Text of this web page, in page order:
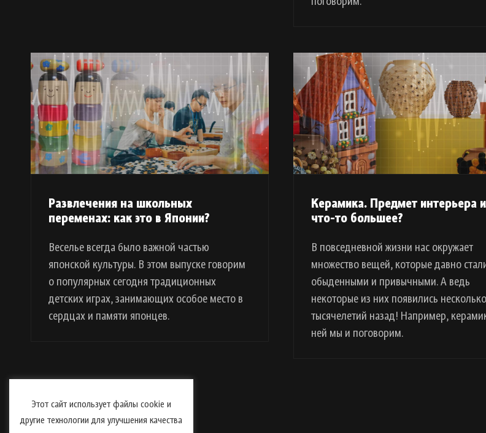
Развлечения на школьных
переменах: как это в Японии?
Веселье всегда было важной частью
японской культуры. В этом выпуске говорим
о популярных сегодня традиционных
детских играх, занимающих особое место в
сердцах и памяти японцев.
Керамика. Предмет интерьера
что-то большее?
В повседневной жизни нас окружает
множество вещей, которые давно
обыденными и привычными. А ведь
некоторые из них появились несколько
тысячелетий назад! Например,
ней мы и поговорим.
по
записям
Этот сайт использует файлы cookie и
другие технологии для улучшения качества